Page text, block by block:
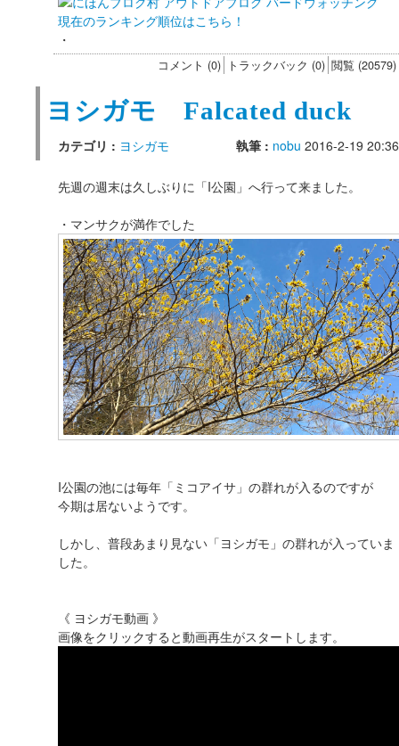
現在のランキング順位はこちら！
・
コメント (0) トラックバック (0) 閲覧 (20579)
ヨシガモ Falcated duck
カテゴリ : ヨシガモ 執筆 : nobu 2016-2-19 20:36
先週の週末は久しぶりに「I公園」へ行って来ました。
・マンサクが満作でした
I公園の池には毎年「ミコアイサ」の群れが入るのですが
今期は居ないようです。
しかし、普段あまり見ない「ヨシガモ」の群れが入っていま
した。
《 ヨシガモ動画 》
画像をクリックすると動画再生がスタートします。